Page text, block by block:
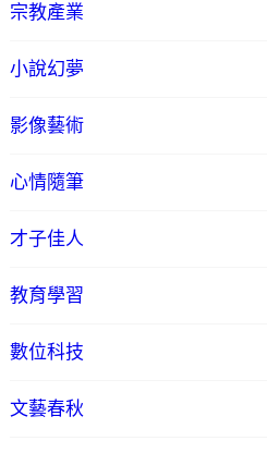
宗教產業
小說幻夢
影像藝術
心情隨筆
才子佳人
教育學習
數位科技
文藝春秋